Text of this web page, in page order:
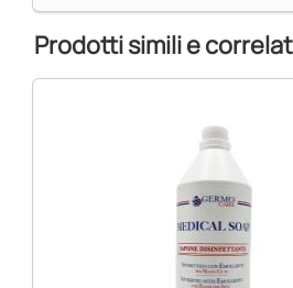
Prodotti simili e